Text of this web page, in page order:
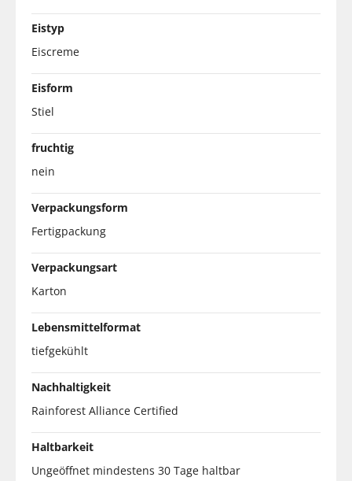
Eistyp
Eiscreme
Eisform
Stiel
fruchtig
nein
Verpackungsform
Fertigpackung
Verpackungsart
Karton
Lebensmittelformat
tiefgekühlt
Nachhaltigkeit
Rainforest Alliance Certified
Haltbarkeit
Ungeöffnet mindestens 30 Tage haltbar